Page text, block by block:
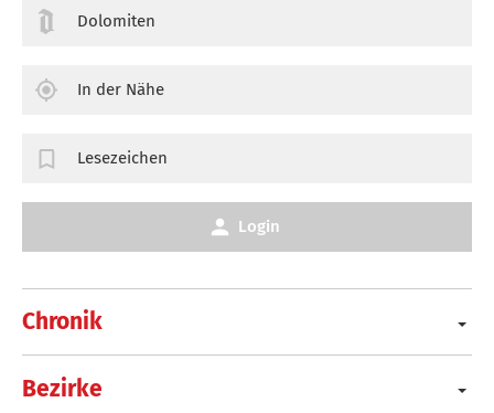
Chronik
Bezirke
Dolomiten
In der Nähe
Lesezeichen
Login